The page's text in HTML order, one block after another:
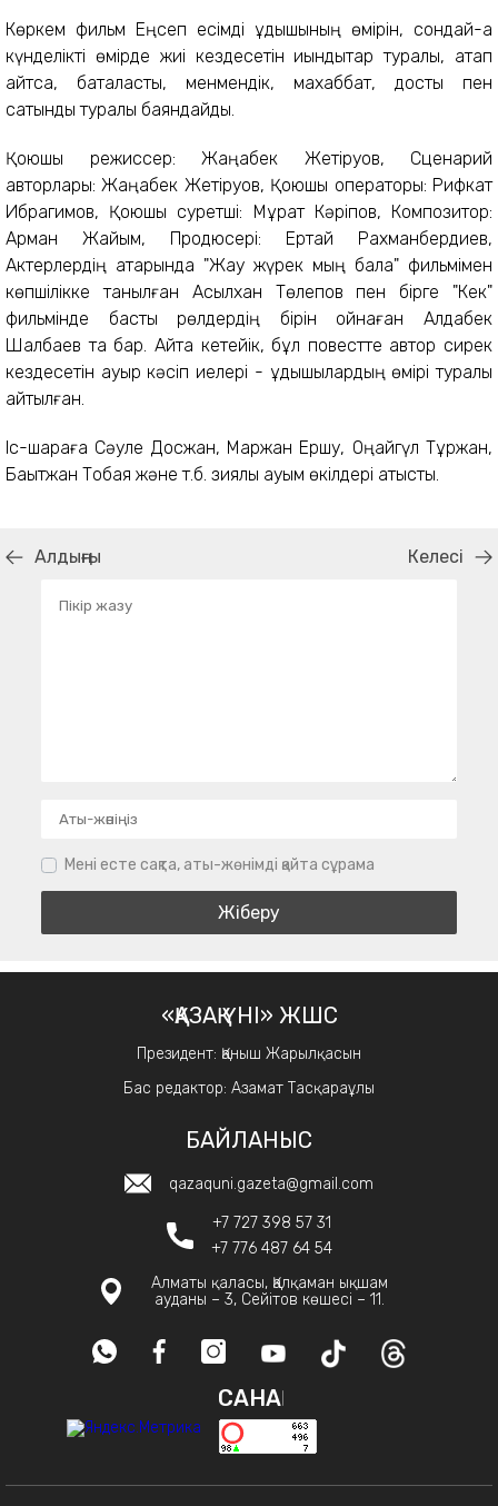
Көркем фильм Еңсеп есімді құдықшының өмірін, сондай-ақ
күнделікті өмірде жиі кездесетін қиындықтар туралы, атап
айтсақ, бақталастық, менмендік, махаббат, достық пен
сатқындық туралы баяндайды.
Қоюшы режиссер: Жаңабек Жетіруов, Сценарий
авторлары: Жаңабек Жетіруов, Қоюшы операторы: Рифкат
Ибрагимов, Қоюшы суретші: Мұрат Кәріпов, Композитор:
Арман Жайым, Продюсері: Ертай Рахманбердиев,
Актерлердің қатарында "Жау жүрек мың бала" фильмімен
көпшілікке танылған Асылхан Төлепов пен бірге "Кек"
фильмінде басты рөлдердің бірін ойнаған Алдабек
Шалбаев та бар. Айта кетейік, бұл повестте автор сирек
кездесетін ауыр кәсіп иелері - құдықшылардың өмірі туралы
айтылған.
Іс-шараға Сәуле Досжан, Маржан Ершу, Оңайгүл Тұржан,
Бақытжан Тобаяқ және т.б. зиялы қауым өкілдері қатысты.
Алдыңғы Келесі
Мені есте сақта, аты-жөнімді қайта сұрама
«ҚАЗАҚ ҮНІ» ЖШС
Президент: Қаныш Жарылқасын
Бас редактор: Азамат Тасқараұлы
БАЙЛАНЫС
qazaquni.gazeta@gmail.com
+7 727 398 57 31
+7 776 487 64 54
Алматы қаласы, Қалқаман ықшам
ауданы – 3, Сейітов көшесі – 11.
САНАҚ